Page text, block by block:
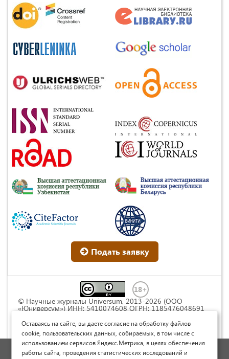
Подать заявку
© Научные журналы Universum, 2013-2026 (ООО
«Юниверсум») ИНН: 5410074608 ОГРН: 1185476048691
Commons « Attribution» («Атрибуция») 4.0
Непортированная
Политика обработки персональных данных
Оставаясь на сайте, вы даете согласие на обработку файлов
cookie, пользовательских данных, собираемых, в том числе с
использованием сервисов Яндекс.Метрика, в целях обеспечения
работы сайта, проведения статистических исследований и